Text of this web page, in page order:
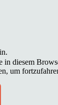
diesem
um